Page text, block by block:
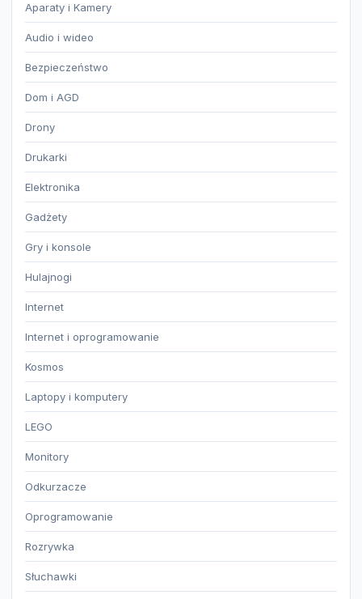
Aparaty i Kamery
Audio i wideo
Bezpieczeństwo
Dom i AGD
Drony
Drukarki
Elektronika
Gadżety
Gry i konsole
Hulajnogi
Internet
Internet i oprogramowanie
Kosmos
Laptopy i komputery
LEGO
Monitory
Odkurzacze
Oprogramowanie
Rozrywka
Słuchawki